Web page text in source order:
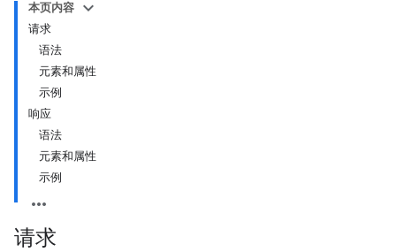
本页内容
请求
语法
元素和属性
示例
响应
语法
元素和属性
示例
请求